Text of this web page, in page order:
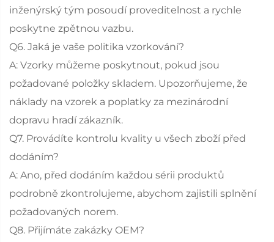
inženýrský tým posoudí proveditelnost a rychle
poskytne zpětnou vazbu.
Q6. Jaká je vaše politika vzorkování?
A: Vzorky můžeme poskytnout, pokud jsou
požadované položky skladem. Upozorňujeme, že
náklady na vzorek a poplatky za mezinárodní
dopravu hradí zákazník.
Q7. Provádíte kontrolu kvality u všech zboží před
dodáním?
A: Ano, před dodáním každou sérii produktů
podrobně zkontrolujeme, abychom zajistili splnění
požadovaných norem.
Q8. Přijímáte zakázky OEM?